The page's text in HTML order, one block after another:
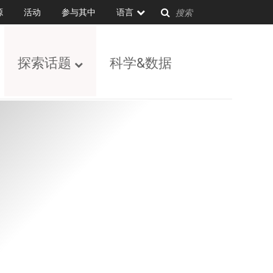
活动 参与其中 语言
探索话题 科学&数据